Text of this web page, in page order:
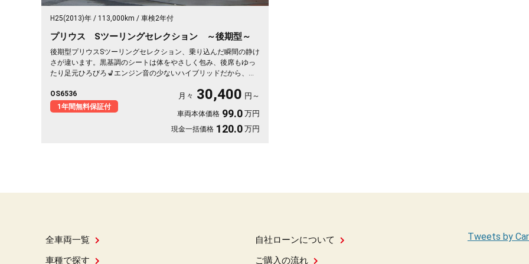
H25(2013)年 113,000km 車検2年付
プリウス Sツーリングセレクション ～後期型～
後期型プリウスSツーリングセレクション、乗り込んだ瞬間の静け
さが違います。黒基調のシートは体をやさしく包み、後席もゆっ
たり足元ひろびろ💺エンジン音の少ないハイブリッドだから、長
きな曲を流せば、通勤も遠出も心地よい移動時間に🎵バックカメ
ラ付きで駐車もスッと安心。仕事帰りにふらっと寄り道したくな
る一台です😊《1年保証付》✨
OS6536
1年間無料保証付
月々 30,400 円～
車両本体価格 99.0 万円
現金一括価格 120.0 万円
全車両一覧
車種で探す
自社ローンについて
ご購入の流れ
Tweets by